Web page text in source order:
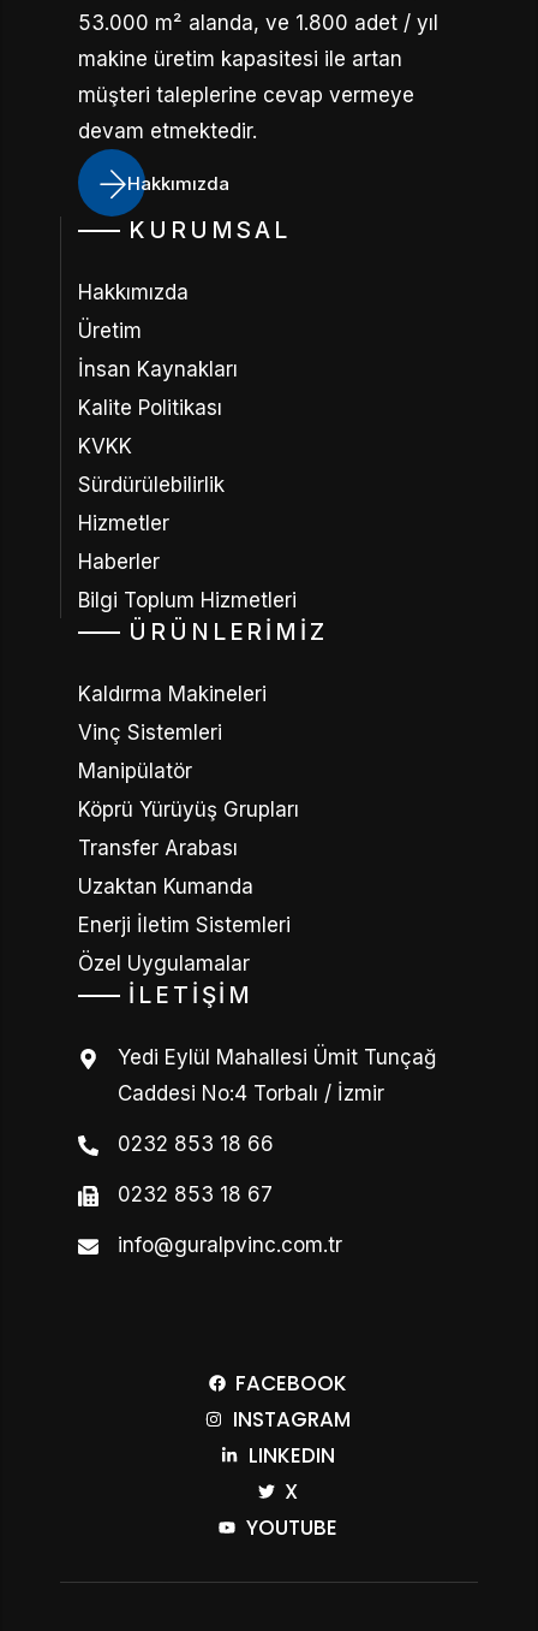
53.000 m² alanda, ve 1.800 adet / yıl
makine üretim kapasitesi ile artan
müşteri taleplerine cevap vermeye
devam etmektedir.
Hakkımızda
KURUMSAL
Hakkımızda
Üretim
İnsan Kaynakları
Kalite Politikası
KVKK
Sürdürülebilirlik
Hizmetler
Haberler
Bilgi Toplum Hizmetleri
ÜRÜNLERIMIZ
Kaldırma Makineleri
Vinç Sistemleri
Manipülatör
Köprü Yürüyüş Grupları
Transfer Arabası
Uzaktan Kumanda
Enerji İletim Sistemleri
Özel Uygulamalar
İLETIŞIM
Yedi Eylül Mahallesi Ümit Tunçağ
Caddesi No:4 Torbalı / İzmir
0232 853 18 66
0232 853 18 67
info@guralpvinc.com.tr
FACEBOOK
INSTAGRAM
LINKEDIN
X
YOUTUBE